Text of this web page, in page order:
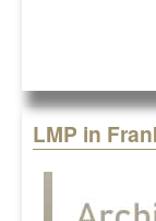
LMP in